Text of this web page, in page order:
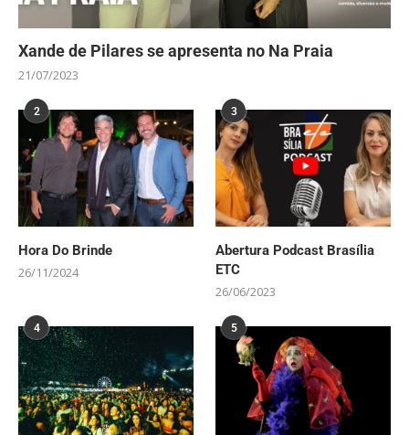
Xande de Pilares se apresenta no Na Praia
21/07/2023
2
Hora Do Brinde
26/11/2024
3
Abertura Podcast Brasília
ETC
26/06/2023
4 5